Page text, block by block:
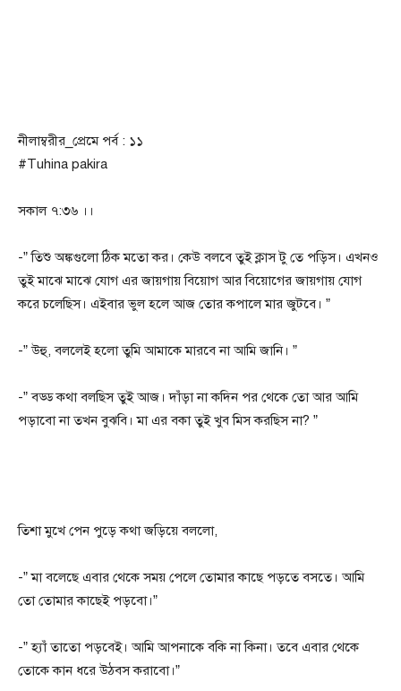
নীলাম্বরীর_প্রেমে পর্ব : ১১
#Tuhina pakira
সকাল ৭:৩৬ ।।
-” তিশু অঙ্কগুলো ঠিক মতো কর। কেউ বলবে তুই ক্লাস টু তে পড়িস। এখনও
তুই মাঝে মাঝে যোগ এর জায়গায় বিয়োগ আর বিয়োগের জায়গায় যোগ
করে চলেছিস। এইবার ভুল হলে আজ তোর কপালে মার জুটবে। ”
-” উহু, বললেই হলো তুমি আমাকে মারবে না আমি জানি। ”
-” বড্ড কথা বলছিস তুই আজ। দাঁড়া না কদিন পর থেকে তো আর আমি
পড়াবো না তখন বুঝবি। মা এর বকা তুই খুব মিস করছিস না? ”
তিশা মুখে পেন পুড়ে কথা জড়িয়ে বললো,
-” মা বলেছে এবার থেকে সময় পেলে তোমার কাছে পড়তে বসতে। আমি
তো তোমার কাছেই পড়বো।”
-” হ্যাঁ তাতো পড়বেই। আমি আপনাকে বকি না কিনা। তবে এবার থেকে
তোকে কান ধরে উঠবস করাবো।”